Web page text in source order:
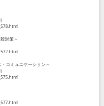
対策～
コミュニケーション～